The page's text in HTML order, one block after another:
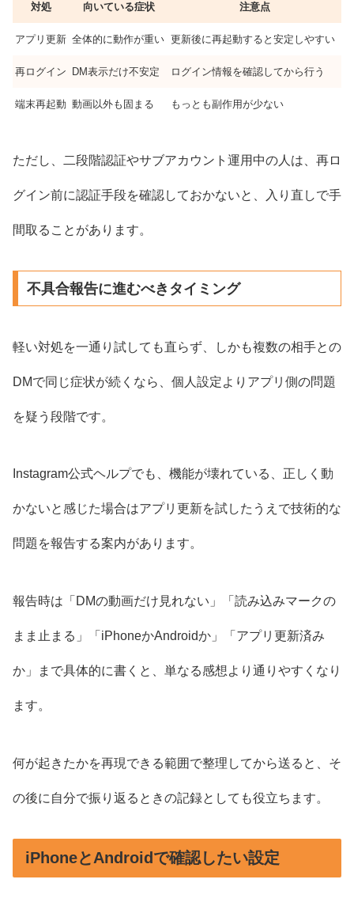
対処 向いている症状 注意点
アプリ更新 全体的に動作が重い 更新後に再起動すると安定しやすい
再ログイン DM表示だけ不安定 ログイン情報を確認してから行う
端末再起動 動画以外も固まる もっとも副作用が少ない
ただし、二段階認証やサブアカウント運用中の人は、再ロ
グイン前に認証手段を確認しておかないと、入り直しで手
間取ることがあります。
不具合報告に進むべきタイミング
軽い対処を一通り試しても直らず、しかも複数の相手との
DMで同じ症状が続くなら、個人設定よりアプリ側の問題
を疑う段階です。
Instagram公式ヘルプでも、機能が壊れている、正しく動
かないと感じた場合はアプリ更新を試したうえで技術的な
問題を報告する案内があります。
報告時は「DMの動画だけ見れない」「読み込みマークの
まま止まる」「iPhoneかAndroidか」「アプリ更新済み
か」まで具体的に書くと、単なる感想より通りやすくなり
ます。
何が起きたかを再現できる範囲で整理してから送ると、そ
の後に自分で振り返るときの記録としても役立ちます。
iPhoneとAndroidで確認したい設定